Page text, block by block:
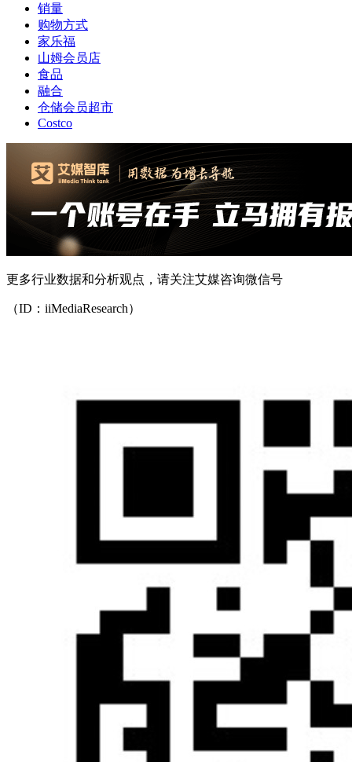
销量
购物方式
家乐福
山姆会员店
食品
融合
仓储会员超市
Costco
更多行业数据和分析观点，请关注艾媒咨询微信号
（ID：iiMediaResearch）